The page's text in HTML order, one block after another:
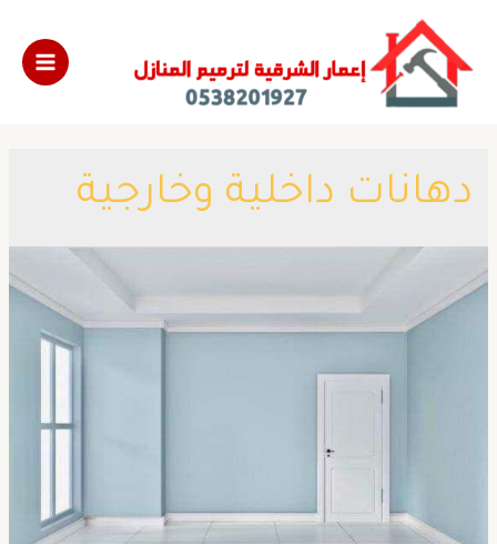
​دهانات داخلية وخارجية